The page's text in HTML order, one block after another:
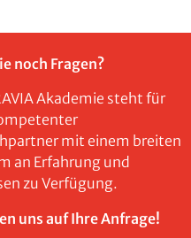
noch Fragen?
Akademie steht für
mit einem breiten
an Erfahrung und
zu Verfügung.
uns auf Ihre Anfrage!